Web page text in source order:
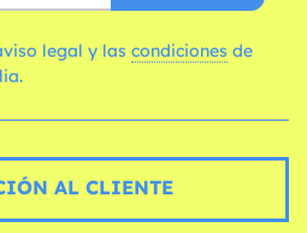
legal y las condiciones
AL CLIENTE